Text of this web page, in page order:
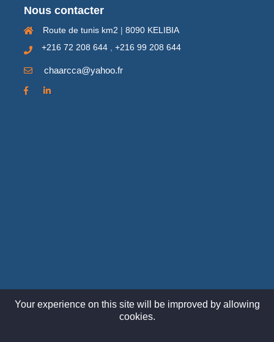
Nous contacter
Route de tunis km2 | 8090 KELIBIA
+216 72 208 644
+216 99 208 644
chaarcca@yahoo.fr
Your experience on this site will be improved by allowing
cookies.